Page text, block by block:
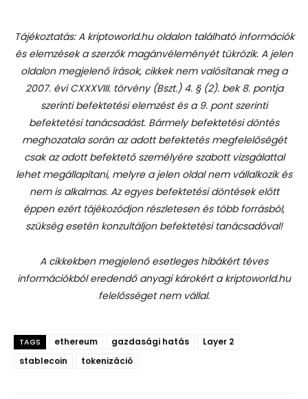
Tájékoztatás: A kriptoworld.hu oldalon található információk
és elemzések a szerzők magánvéleményét tükrözik. A jelen
oldalon megjelenő írások, cikkek nem valósítanak meg a
2007. évi CXXXVIII. törvény (Bszt.) 4. § (2). bek 8. pontja
szerinti befektetési elemzést és a 9. pont szerinti
befektetési tanácsadást. Bármely befektetési döntés
meghozatala során az adott befektetés megfelelőségét
csak az adott befektető személyére szabott vizsgálattal
lehet megállapítani, melyre a jelen oldal nem vállalkozik és
nem is alkalmas. Az egyes befektetési döntések előtt
éppen ezért tájékozódjon részletesen és több forrásból,
szükség esetén konzultáljon befektetési tanácsadóval!
A cikkekben megjelenő esetleges hibákért téves
információkból eredendő anyagi károkért a kriptoworld.hu
felelősséget nem vállal.
TAGS ethereum gazdasági hatás
Layer 2
stablecoin
tokenizáció